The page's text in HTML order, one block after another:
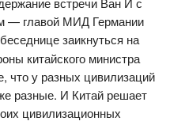
— главой МИД Германии
заикнуться на
китайского министра
что у разных цивилизаций
разные. И Китай решает
цивилизационных